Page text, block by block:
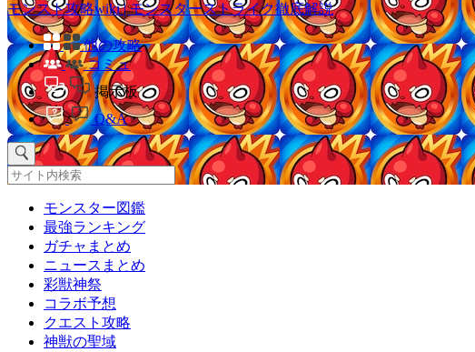
モンスト攻略wiki | モンスターストライク徹底解説
他の攻略
コミュ
掲示板
Q&A
モンスター図鑑
最強ランキング
ガチャまとめ
ニュースまとめ
彩獣神祭
コラボ予想
クエスト攻略
神獣の聖域